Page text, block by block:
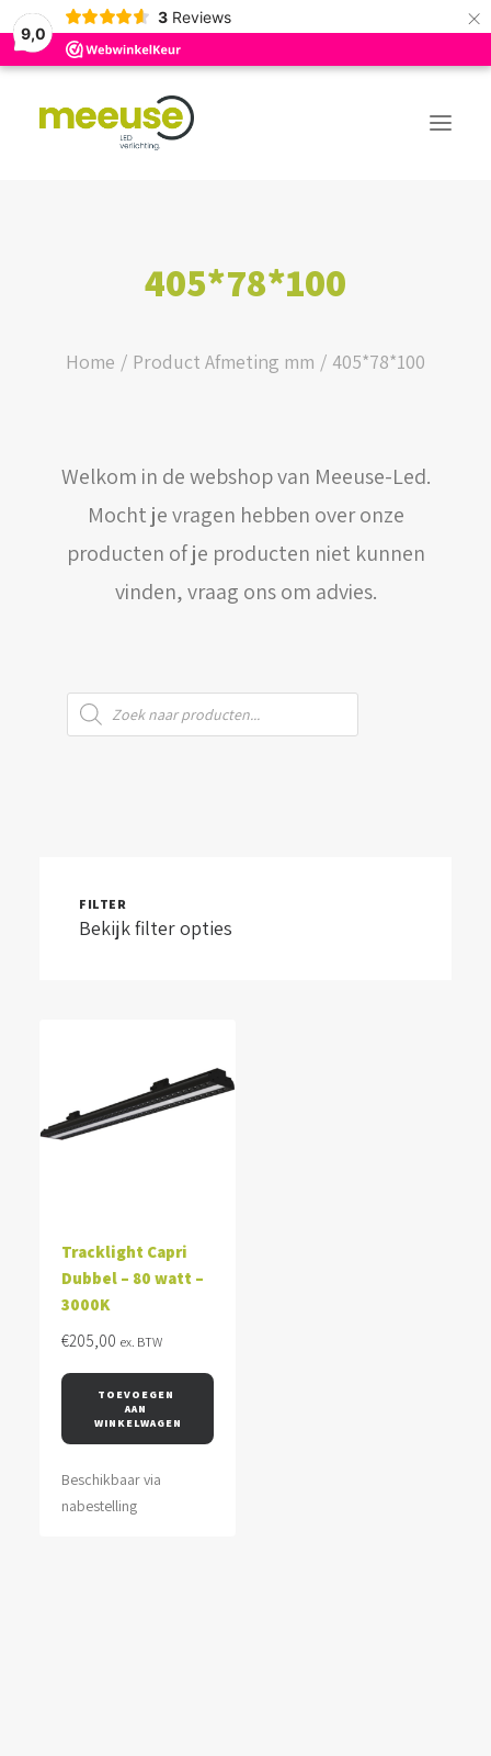
9,0
3 Reviews ×
BUDGET ASSORTIMENT
WEBSHOP
LOGIN / REGISTER
WINKELWAGEN
405*78*100
Home Product Afmeting mm 405*78*100
Welkom in de webshop van Meeuse-Led.
Mocht je vragen hebben over onze
producten of je producten niet kunnen
vinden, vraag ons om advies.
Producten
zoeken
FILTER
Bekijk filter opties
Tracklight Capri
Dubbel – 80 watt –
3000K
€205,00 ex. BTW
TOEVOEGEN
AAN
WINKELWAGEN
Beschikbaar via
nabestelling